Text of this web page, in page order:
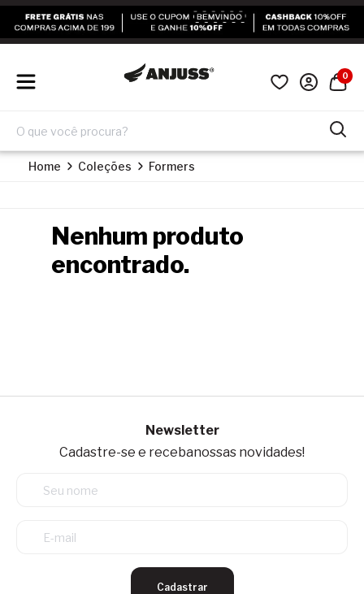
0
Home Coleções Formers
Nenhum produto
encontrado.
Newsletter
Cadastre-se e recebanossas novidades!
Cadastrar